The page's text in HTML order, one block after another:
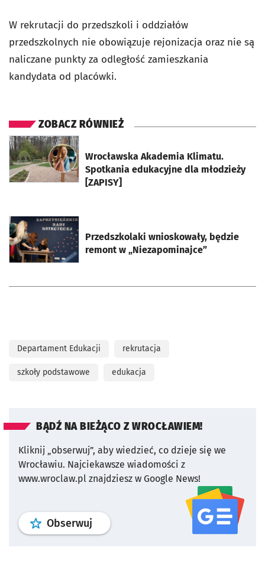
W rekrutacji do przedszkoli i oddziałów
przedszkolnych nie obowiązuje rejonizacja oraz nie są
naliczane punkty za odległość zamieszkania
kandydata od placówki.
ZOBACZ RÓWNIEŻ
Wrocławska Akademia Klimatu.
Spotkania edukacyjne dla młodzieży
[ZAPISY]
otworzy się w nowej karcie
Przedszkolaki wnioskowały, będzie
remont w „Niezapominajce”
otworzy się w nowej karcie
Departament Edukacji rekrutacja
szkoły podstawowe edukacja
BĄDŹ NA BIEŻĄCO Z WROCŁAWIEM!
Kliknij „obserwuj”, aby wiedzieć, co dzieje się we
Wrocławiu. Najciekawsze wiadomości z
www.wroclaw.pl znajdziesz w Google News!
Obserwuj profil serwisu